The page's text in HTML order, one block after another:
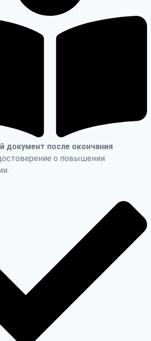
документ после окончания
о повышении